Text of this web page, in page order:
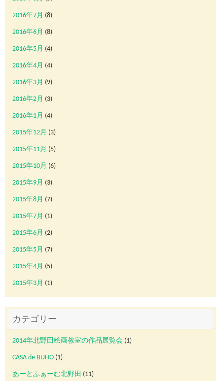
2016年7月 (8)
2016年6月 (8)
2016年5月 (4)
2016年4月 (4)
2016年3月 (9)
2016年2月 (3)
2016年1月 (4)
2015年12月 (3)
2015年11月 (5)
2015年10月 (6)
2015年9月 (3)
2015年8月 (7)
2015年7月 (1)
2015年6月 (2)
2015年5月 (7)
2015年4月 (5)
2015年3月 (1)
カテゴリー
2014年北野田絵画教室の作品展覧会 (1)
CASA de BUHO (1)
あーとふぁーむ北野田 (11)